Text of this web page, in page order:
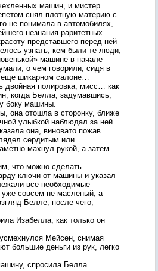
машин, и мистер
снял плотную материю с
не понимала в автомобилях,
незнания раритетных
представшего перед ней
узнать, кем были те люди,
машине в начале
о чем говорили, сидя в
еще шикарном салоне…
двойная полировка, мисс… как
когда Белла, задумавшись,
боку машины.
она отошла в сторонку, ближе
улыбкой наблюдал за ней.
она, виновато пожав
сердитым или
махнул рукой, а затем
что можно сделать.
ключи от машины и указал
все необходимые
уже совсем не масленый, а
Белле, после чего,
Изабелла, как только он
Мейсен, снимая
большие деньги из рук, легко
спросила Белла.